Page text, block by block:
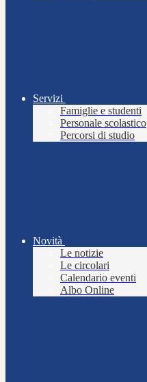
Servizi
Famiglie e studenti
Personale scolastico
Percorsi di studio
Novità
Le notizie
Le circolari
Calendario eventi
Albo Online